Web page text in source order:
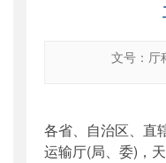
文号：厅
厅
公开日期：
主题词 ：
各省、自治区、直
运输厅(局、委)，